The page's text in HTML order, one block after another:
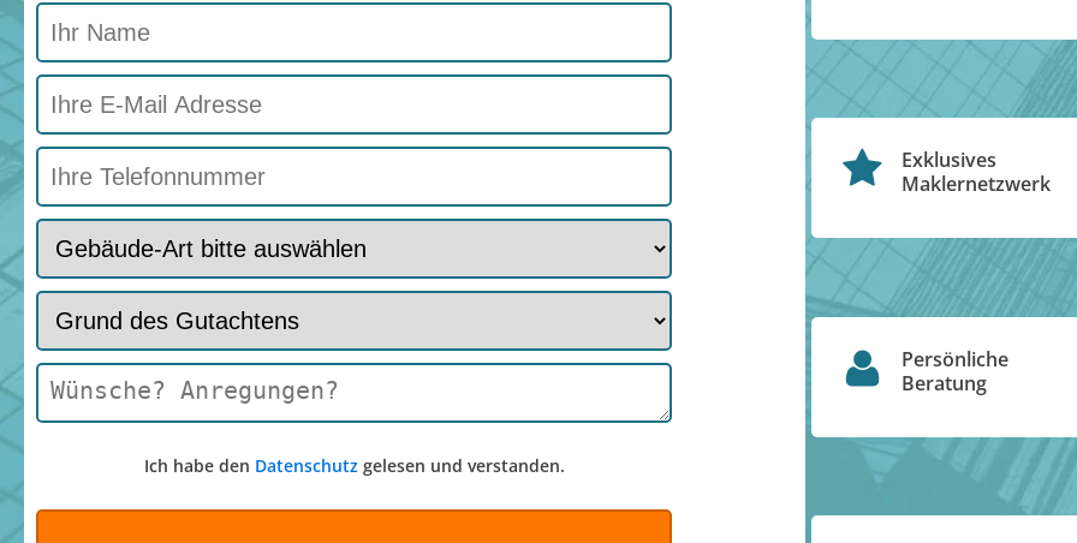
Ich habe den Datenschutzgelesen und verstanden.
Exklusives
Maklernetzwerk
Persönliche
Beratung